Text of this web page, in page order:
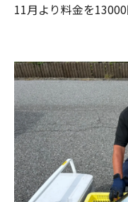
11月より料金を